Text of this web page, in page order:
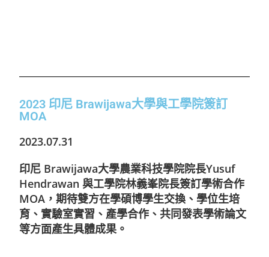
2023 印尼 Brawijawa大學與工學院簽訂
MOA
2023.07.31
印尼 Brawijawa大學農業科技學院院長Yusuf
Hendrawan 與工學院林義峯院長簽訂學術合作
MOA，期待雙方在學碩博學生交換、學位生培
育、實驗室實習、產學合作、共同發表學術論文
等方面產生具體成果。